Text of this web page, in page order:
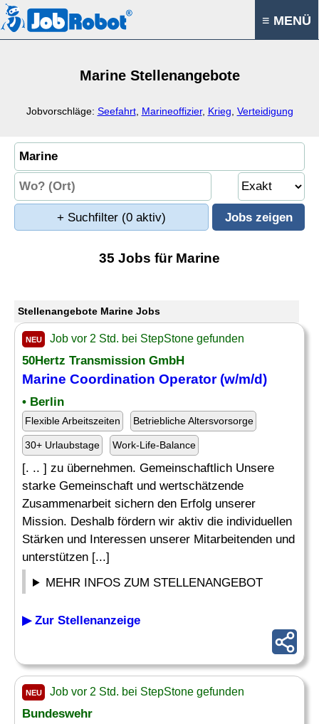
≡ MENÜ
Marine Stellenangebote
Jobvorschläge: Seefahrt, Marineoffizier, Krieg Verteidigung
+ Suchfilter (0 aktiv)
35 Jobs für Marine
Stellenangebote Marine Jobs
NEU Job vor 2 Std. bei StepStone gefunden
50Hertz Transmission GmbH
Marine Coordination Operator (w/m/d)
• Berlin
Flexible Arbeitszeiten Betriebliche Altersvorsorge
30+ Urlaubstage Work-Life-Balance
[. .. ] zu übernehmen. Gemeinschaftlich Unsere
starke Gemeinschaft und wertschätzende
Zusammenarbeit sichern den Erfolg unserer
Mission. Deshalb fördern wir aktiv die individuellen
Stärken und Interessen unserer Mitarbeitenden und
unterstützen [...]
MEHR INFOS ZUM STELLENANGEBOT
▶ Zur Stellenanzeige
NEU Job vor 2 Std. bei StepStone gefunden
Bundeswehr